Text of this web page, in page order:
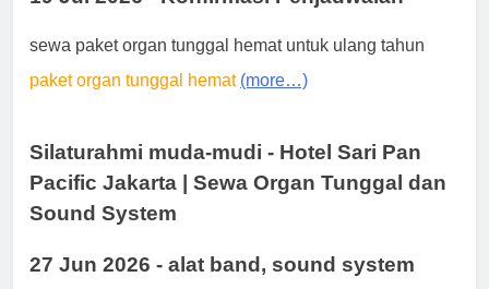
sewa paket organ tunggal hemat untuk ulang tahun
paket organ tunggal hemat (more…)
Silaturahmi muda-mudi - Hotel Sari Pan
Pacific Jakarta | Sewa Organ Tunggal dan
Sound System
27 Jun 2026 - alat band, sound system